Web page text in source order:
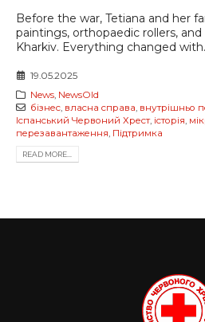
Before the war, Tetiana and her
paintings, orthopaedic rollers,
Kharkiv. Everything changed
19.05.2025
News, NewsOld
бізнес, власна справа внутрішньо
Іспанський Червоний Хрест, історія
перезавантаження Підтримка
READ MORE...